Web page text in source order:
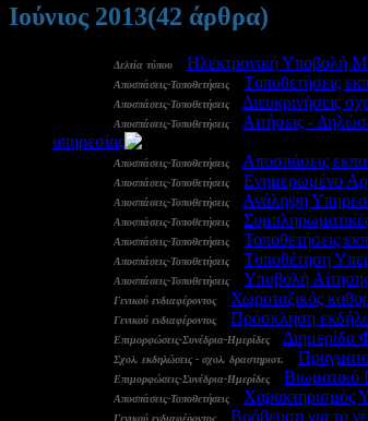
Ιούνιος 2013(42 άρθρα)
Δελτία τύπου Ηλεκτρονική Υποβολή
Αποσπάσεις-Τοποθετήσεις- Tοποθετήσεις
Αποσπάσεις-Τοποθετήσεις- Διευκρινήσεις
Αποσπάσεις-Τοποθετήσεις- Αιτήσεις -
υπηρεσίας
Αποσπάσεις-Τοποθετήσεις- Αποσπάσεις
Αποσπάσεις-Τοποθετήσεις- Ενημερωμένο
Αποσπάσεις-Τοποθετήσεις- Ανάληψη
Αποσπάσεις-Τοποθετήσεις-
Αποσπάσεις-Τοποθετήσεις- Τοποθετήσεις
Αποσπάσεις-Τοποθετήσεις- Tοποθέτηση
Αποσπάσεις-Τοποθετήσεις- Yποβολή
Γενικού ενδιαφέροντος- Χωροταξικός
Γενικού ενδιαφέροντος- Πρόσκληση
Επιμορφώσεις-Συνέδρια-Ημερίδες- Διημερίδα
Σχολ. εκδηλώσεις - σχολ. δραστηριοτ.
Επιμορφώσεις-Συνέδρια-Ημερίδες- Βιωματικό
Αποσπάσεις-Τοποθετήσεις- Χαρακτηρισμός
Γενικού ενδιαφέροντος- Βράβευση για το